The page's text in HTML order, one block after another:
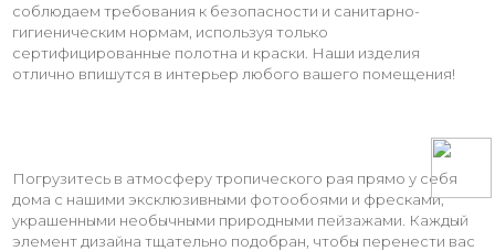
соблюдаем требования к безопасности и санитарно-
гигиеническим нормам, используя только
сертифицированные полотна и краски. Наши изделия
отлично впишутся в интерьер любого вашего помещения!
Погрузитесь в атмосферу тропического рая прямо у себя
дома с нашими эксклюзивными фотообоями и фресками,
украшенными необычными природными пейзажами. Каждый
элемент дизайна тщательно подобран, чтобы перенести вас